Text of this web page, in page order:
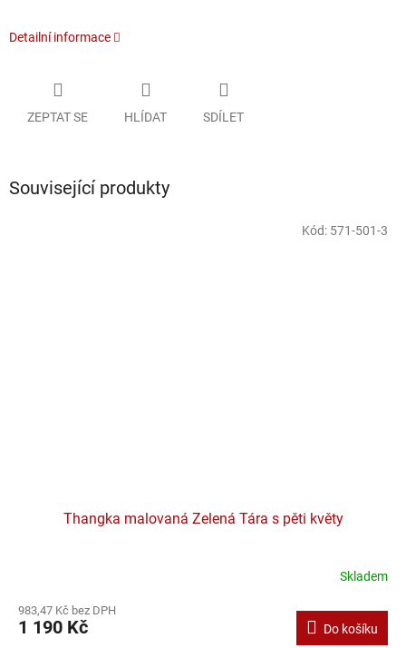
Detailní informace
ZEPTAT SE HLÍDAT SDÍLET
Související produkty
Thangka malovaná Zelená Tára s pěti květy
Skladem
983,47 Kč bez DPH
1 190 Kč Do košíku
Kód: 571-501-3